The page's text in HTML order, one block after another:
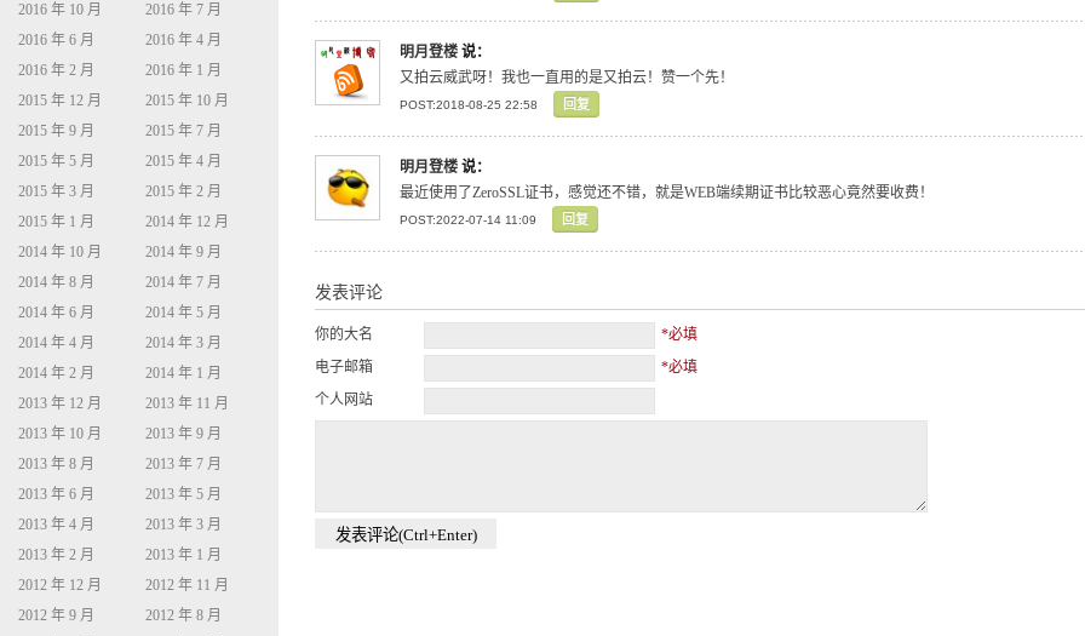
明月登楼 说：
又拍云威武呀！我也一直用的是又拍云！赞一个先！
POST:2018-08-25 22:58 回复
明月登楼 说：
最近使用了ZeroSSL证书，感觉还不错，就是WEB端续期证书比较恶心竟然要收费！
POST:2022-07-14 11:09 回复
发表评论
你的大名
*必填
电子邮箱
*必填
个人网站
2016 年 10 月
2016 年 7 月
2016 年 6 月
2016 年 4 月
2016 年 2 月
2016 年 1 月
2015 年 12 月
2015 年 10 月
2015 年 9 月
2015 年 7 月
2015 年 5 月
2015 年 4 月
2015 年 3 月
2015 年 2 月
2015 年 1 月
2014 年 12 月
2014 年 10 月
2014 年 9 月
2014 年 8 月
2014 年 7 月
2014 年 6 月
2014 年 5 月
2014 年 4 月
2014 年 3 月
2014 年 2 月
2014 年 1 月
2013 年 12 月
2013 年 11 月
2013 年 10 月
2013 年 9 月
2013 年 8 月
2013 年 7 月
2013 年 6 月
2013 年 5 月
2013 年 4 月
2013 年 3 月
2013 年 2 月
2013 年 1 月
2012 年 12 月
2012 年 11 月
2012 年 9 月
2012 年 8 月